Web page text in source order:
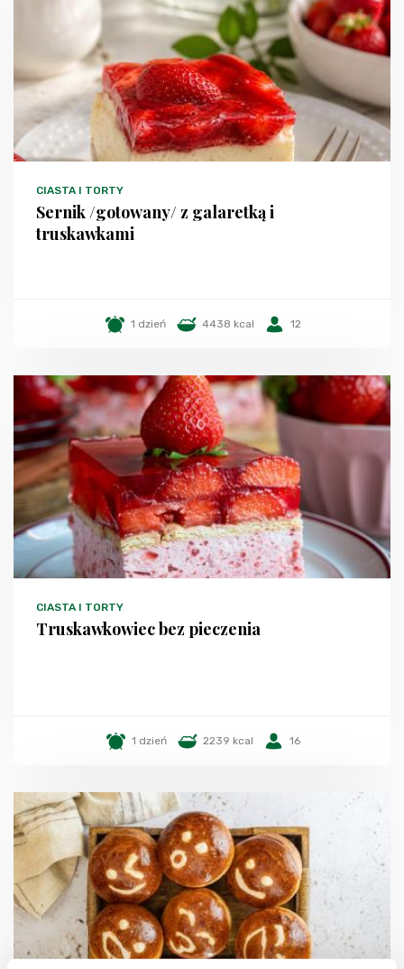
CIASTA I TORTY
Sernik /gotowany/ z galaretką i
truskawkami
1 dzień 4438 kcal 12
CIASTA I TORTY
Truskawkowiec bez pieczenia
1 dzień 2239 kcal 16